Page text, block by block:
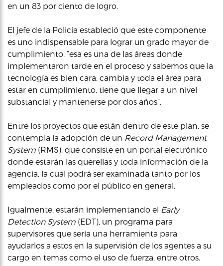
en un 83 por ciento de logro.
El jefe de la Policía estableció que este componente
es uno indispensable para lograr un grado mayor de
cumplimiento, “esa es una de las áreas donde
implementaron tarde en el proceso y sabemos que la
tecnología es bien cara, cambia y toda el área para
estar en cumplimiento, tiene que llegar a un nivel
substancial y mantenerse por dos años”.
Entre los proyectos que están dentro de este plan, se
contempla la adopción de un Record Management
System (RMS), que consiste en un portal electrónico
donde estarán las querellas y toda información de la
agencia, la cual podrá ser examinada tanto por los
empleados como por el público en general.
Igualmente, estarán implementando el Early
Detection System (EDT), un programa para
supervisores que sería una herramienta para
ayudarlos a estos en la supervisión de los agentes a su
cargo en temas como el uso de fuerza, entre otros.